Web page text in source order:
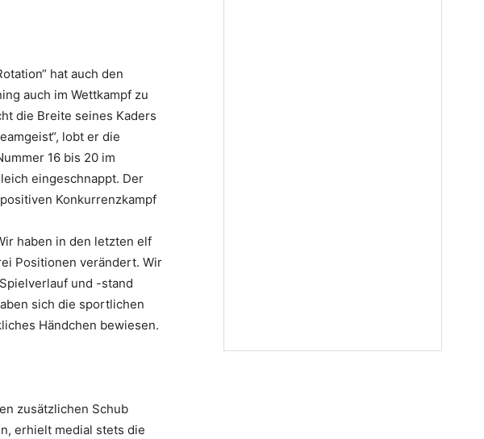
hat auch den
auch im Wettkampf zu
die Breite seines Kaders
lobt er die
16 bis 20 im
eingeschnappt. Der
Konkurrenzkampf
haben in den letzten elf
Positionen verändert. Wir
und -stand
sich die sportlichen
Händchen bewiesen.
zusätzlichen Schub
erhielt medial stets die